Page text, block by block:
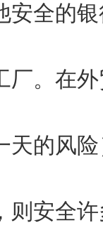
安全的
厂。在
天的风
则安全